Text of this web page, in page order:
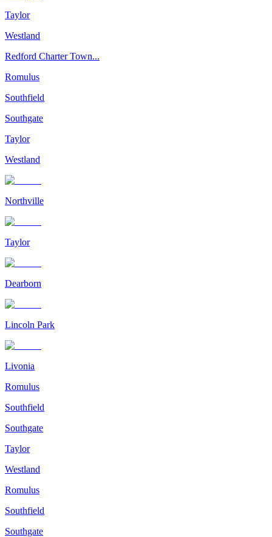
Taylor
Westland
Redford Charter Town...
Romulus
Southfield
Southgate
Taylor
Westland
Northville
Taylor
Dearborn
Lincoln Park
Livonia
Romulus
Southfield
Southgate
Taylor
Westland
Romulus
Southfield
Southgate